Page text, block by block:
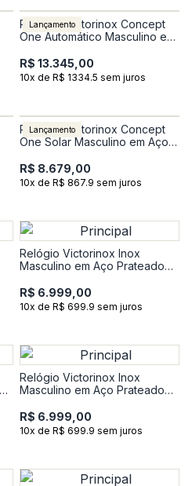
Lançamento
Relógio Vicitorinox Concept
One Automático Masculino em
R$ 13.345,00
10x de R$ 1334.5 sem juros
Lançamento
Relógio Vicitorinox Concept
One Solar Masculino em Aço
R$ 8.679,00
10x de R$ 867.9 sem juros
Relógio Victorinox Inox
Masculino em Aço Prateado
R$ 6.999,00
10x de R$ 699.9 sem juros
Relógio Victorinox Inox
Masculino em Aço Prateado
R$ 6.999,00
10x de R$ 699.9 sem juros